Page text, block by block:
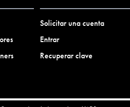
Solicitar una cuenta
Entrar
Recuperar clave